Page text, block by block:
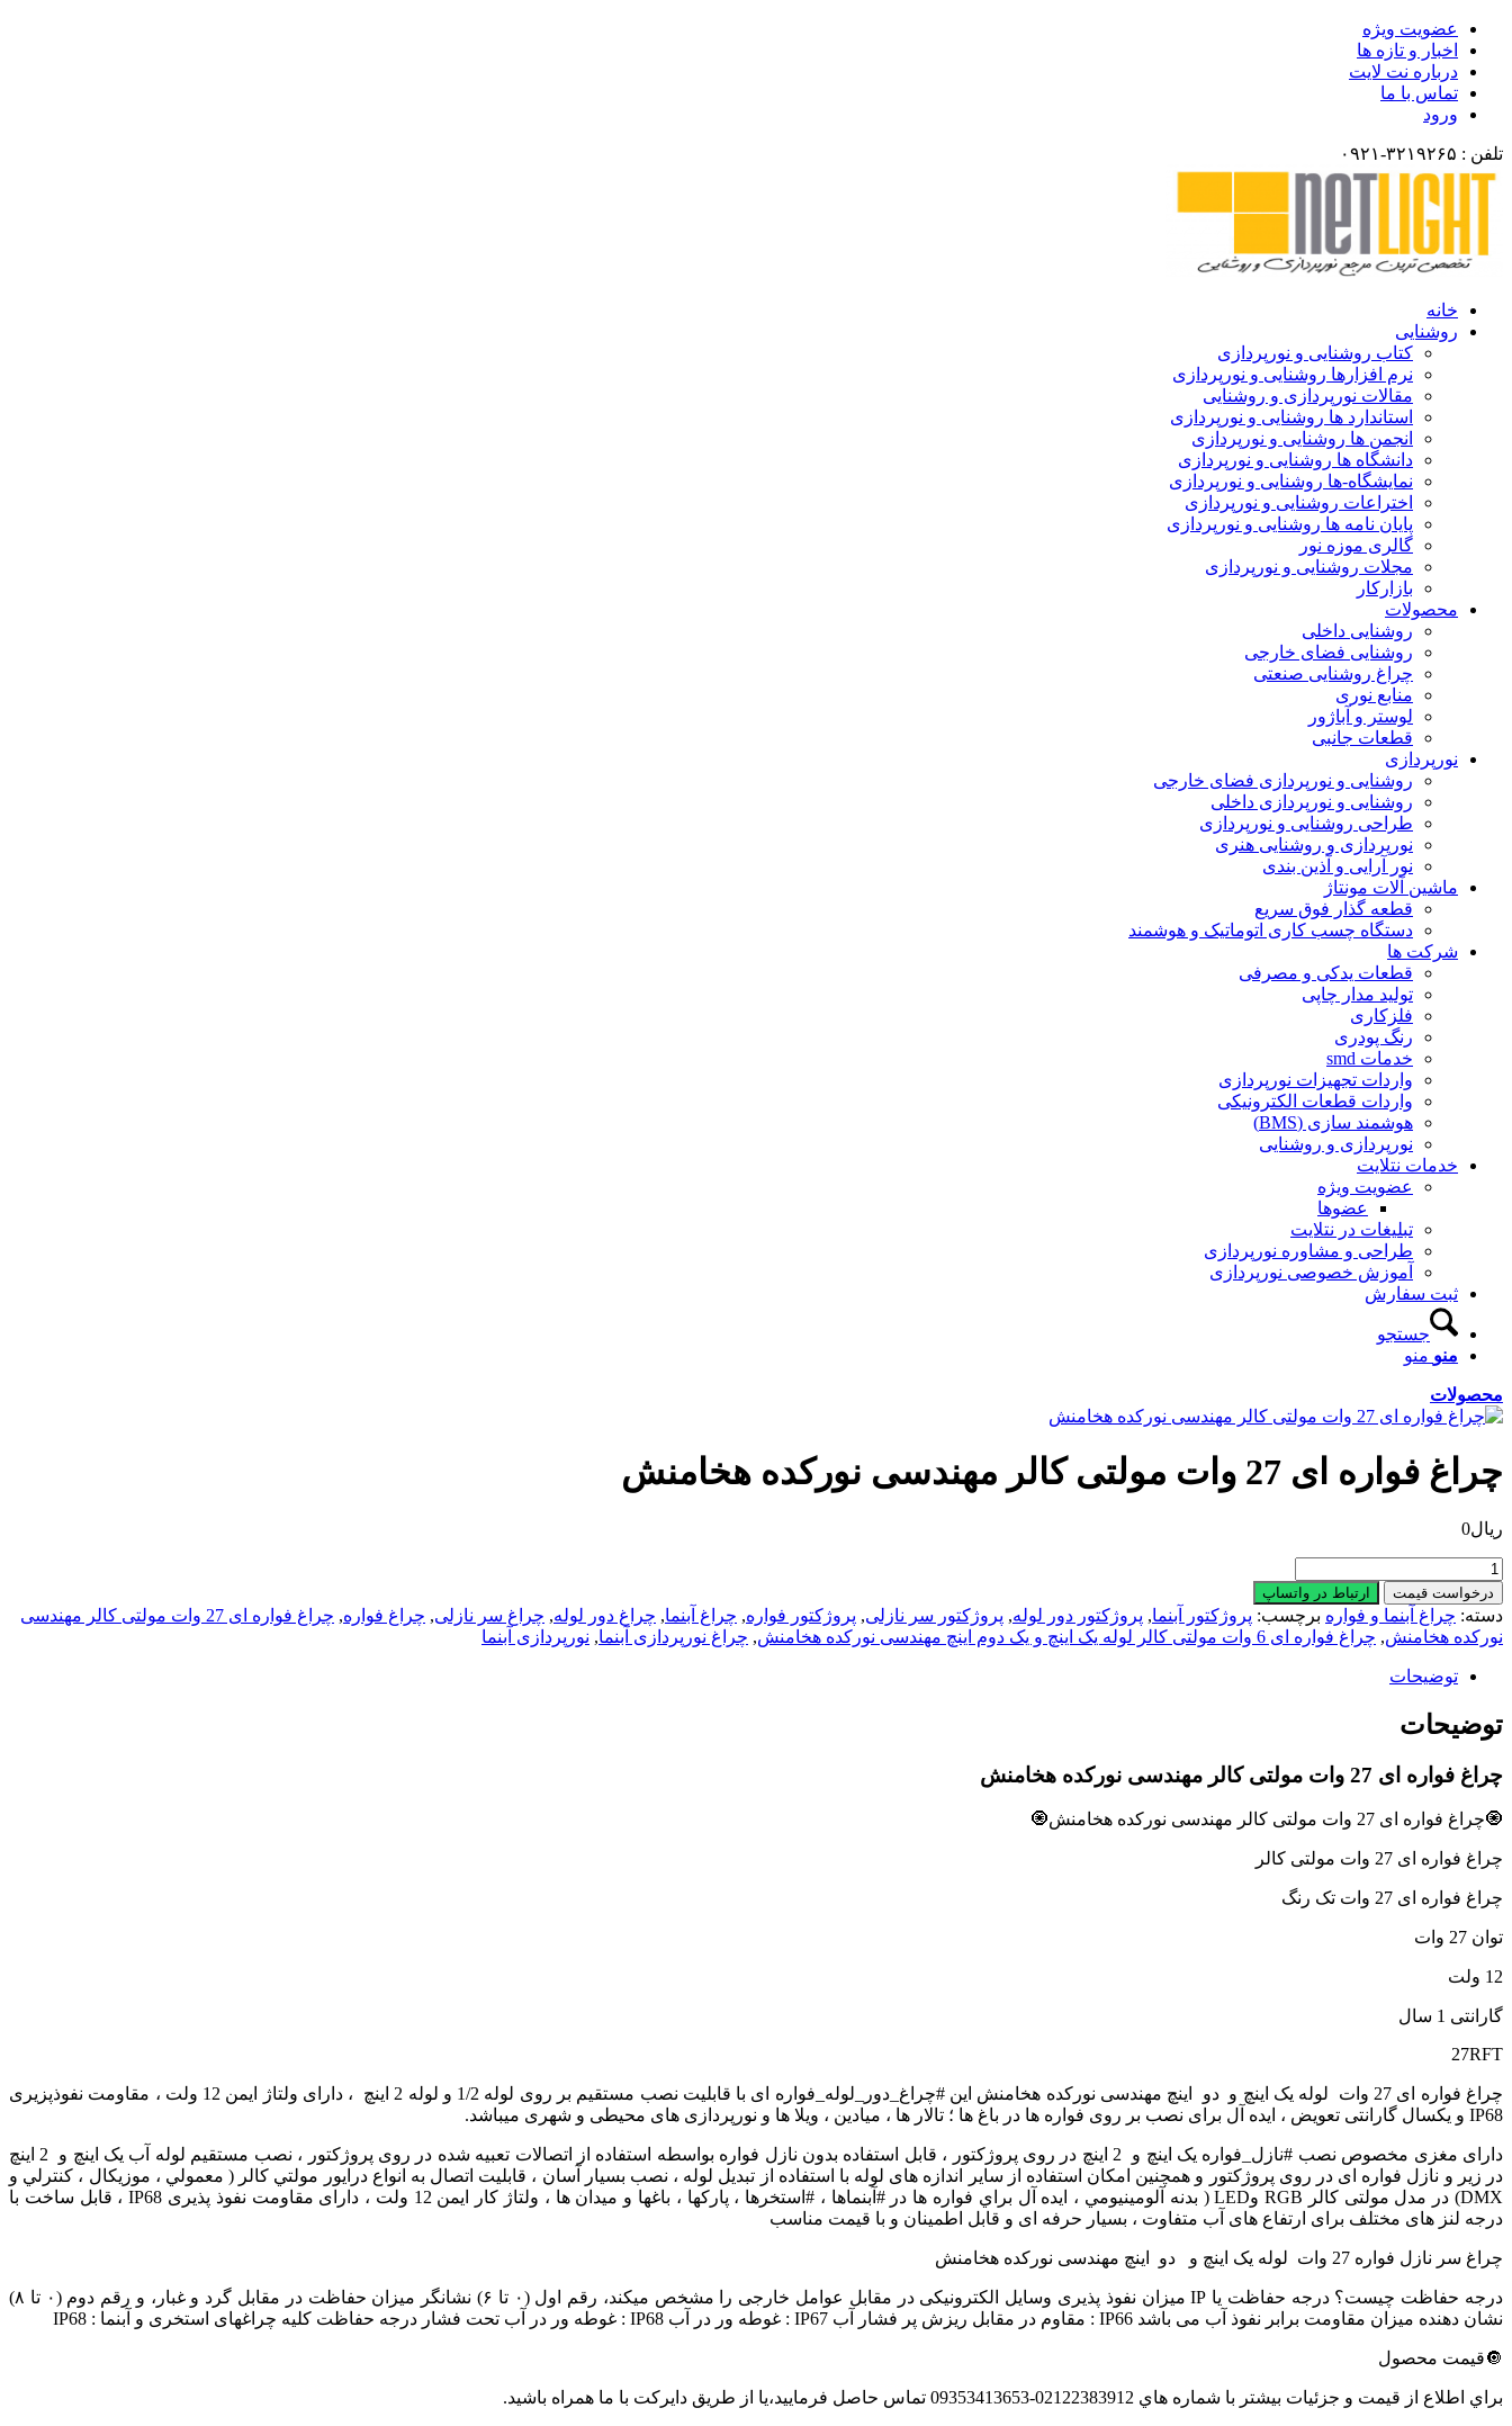
عضویت ویژه
اخبار و تازه ها
درباره نت لایت
تماس با ما
ورود
تلفن : ۳۲۱۹۲۶۵-۰۹۲۱
خانه
روشنایی
کتاب روشنایی و نورپردازی
نرم افزارها روشنایی و نورپردازی
مقالات نورپردازی و روشنایی
استاندارد ها روشنایی و نورپردازی
انجمن ها روشنایی و نورپردازی
دانشگاه ها روشنایی و نورپردازی
نمایشگاه-ها روشنایی و نورپردازی
اختراعات روشنایی و نورپردازی
پایان نامه ها روشنایی و نورپردازی
گالری موزه نور
مجلات روشنایی و نورپردازی
بازارکار
محصولات
روشنایی داخلی
روشنایی فضای خارجی
چراغ روشنایی صنعتی
منابع نوری
لوستر و آباژور
قطعات جانبی
نورپردازی
روشنایی و نورپردازی فضای خارجی
روشنایی و نورپردازی داخلی
طراحی روشنایی و نورپردازی
نورپردازی و روشنایی هنری
نور آرایی و آذین بندی
ماشین آلات مونتاژ
قطعه گذار فوق سریع
دستگاه چسب کاری اتوماتیک و هوشمند
شرکت ها
قطعات یدکی و مصرفی
تولید مدار چاپی
فلزکاری
رنگ پودری
خدمات smd
واردات تجهیزات نورپردازی
واردات قطعات الکترونیکی
هوشمند سازی (BMS)
نورپردازی و روشنایی
خدمات نتلایت
عضویت ویژه
عضوها
تبلیغات در نتلایت
طراحی و مشاوره نورپردازی
آموزش خصوصی نورپردازی
ثبت سفارش
جستجو
منو منو
محصولات
چراغ فواره ای 27 وات مولتی کالر مهندسی نورکده هخامنش
ریال0
چراغ
فواره
ای
27
وات
مولتی
مهندسی
نورکده
عدد
درخواست قیمت ارتباط در واتساپ
دسته: چراغ آبنما و فواره برچسب: پروژکتور آبنما, پروژکتور دور لوله, پروژکتور سر نازلی, پروژکتور فواره, چراغ آبنما, چراغ دور لوله, چراغ سر نازلی, چراغ فواره,
چراغ فواره ای 27 وات مولتی کالر مهندسی
نورکده هخامنش, چراغ فواره ای 6 وات مولتی کالر لوله یک اینچ و یک دوم اینچ مهندسی نورکده هخامنش , چراغ نورپردازی آبنما, نورپردازی آبنما
توضیحات
توضیحات
چراغ فواره ای 27 وات مولتی کالر مهندسی نورکده هخامنش
🧿چراغ فواره ای 27 وات مولتی کالر مهندسی نورکده هخامنش🧿
چراغ فواره ای 27 وات مولتی کالر
چراغ فواره ای 27 وات تک رنگ
توان 27 وات
12 ولت
گارانتى 1 سال
27RFT
چراغ فواره ای 27 وات لوله یک اینچ و دو اینچ مهندسی نورکده هخامنش این #چراغ_دور_لوله_فواره ای با قابلیت نصب مستقیم بر روی لوله 1/2 و لوله 2 اینچ ، دارای ولتاژ ایمن 12 ولت ، مقاومت نفوذپزیری
IP68 و یکسال گارانتی تعویض ، ایده آل برای نصب بر روی فواره ها در باغ ها ؛ تالار ها ، میادین ، ویلا ها و نورپردازی های محیطی و شهری میباشد.
دارای مغزی مخصوص نصب #نازل_فواره یک اینچ و 2 اینچ در روی پروژکتور ، قابل استفاده بدون نازل فواره بواسطه استفاده از اتصالات تعبیه شده در روی پروژکتور ، نصب مستقیم لوله آب یک اینچ و 2 اینچ
در زیر و نازل فواره ای در روی پروژکتور و همچنین امکان استفاده از سایر اندازه های لوله با استفاده از تبدیل لوله ، نصب بسیار آسان ، قابليت اتصال به انواع درايور مولتي كالر ( معمولي ، موزيكال ، كنترلي و
DMX) در مدل مولتی کالر RGB وLED ( بدنه آلومينيومي ، ايده آل براي فواره ها در #آبنماها ، #استخرها ، پارکها ، باغها و میدان ها ، ولتاژ كار ایمن 12 ولت ، دارای مقاومت نفوذ پذیری IP68 ، قابل ساخت با
درجه لنز های مختلف برای ارتفاع های آب متفاوت ، بسیار حرفه ای و قابل اطمینان و با قیمت مناسب
چراغ سر نازل فواره 27 وات لوله یک اینچ و دو اینچ مهندسی نورکده هخامنش
درجه حفاظت چیست؟ درجه حفاظت یا IP میزان نفوذ پذیری وسایل الکترونیکى در مقابل عوامل خارجی را مشخص میکند، رقم اول (۰ تا ۶) نشانگر میزان حفاظت در مقابل گرد و غبار، و رقم دوم (۰ تا ۸)
نشان دهنده میزان مقاومت برابر نفوذ آب می باشد IP66 : مقاوم در مقابل ریزش پر فشار آب IP67 : غوطه ور در آب IP68 : غوطه ور در آب تحت فشار درجه حفاظت کلیه چراغهای استخری و آبنما : IP68
🔘قیمت محصول